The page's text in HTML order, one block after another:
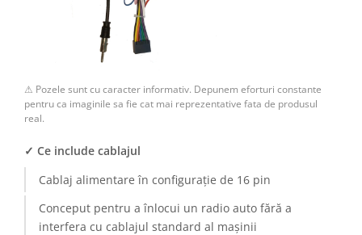
Camere Peugeot
Camere înregistrare trafic
Accesorii multimedia
⚠ Pozele sunt cu caracter informativ. Depunem eforturi constante
pentru ca imaginile sa fie cat mai reprezentative fata de produsul
real.
✓ Ce include cablajul
Cablaj alimentare în configurație de 16 pin
Conceput pentru a înlocui un radio auto fără a
interfera cu cablajul standard al mașinii